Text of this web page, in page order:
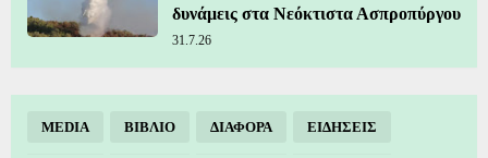
δυνάμεις στα Νεόκτιστα Ασπροπύργου
31.7.26
MEDIA ΒΙΒΛΙΟ ΔΙΑΦΟΡΑ ΕΙΔΗΣΕΙΣ